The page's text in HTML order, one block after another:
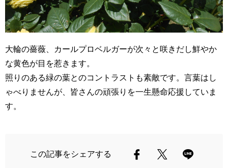
大輪の薔薇、カールプロベルガーが次々と咲きだし鮮やか
な黄色が目を惹きます。
照りのある緑の葉とのコントラストも素敵です。言葉はし
ゃべりませんが、皆さんの頑張りを一生懸命応援していま
す。
この記事をシェアする